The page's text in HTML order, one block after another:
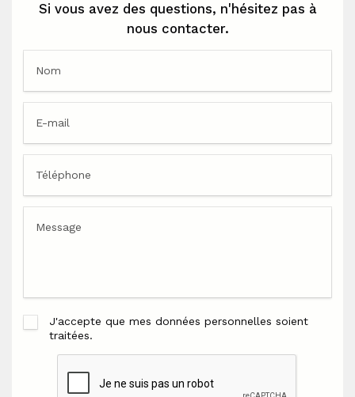
Si vous avez des questions, n'hésitez pas à
nous contacter.
J'accepte que mes données personnelles soient
traitées.